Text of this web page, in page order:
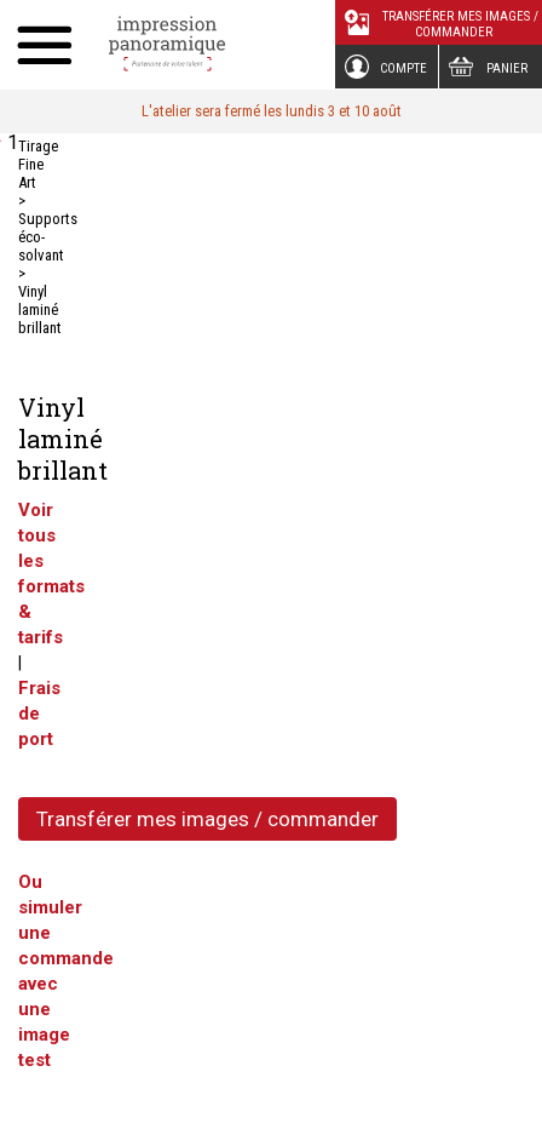
COMPTE PANIER
TRANSFÉRER MES IMAGES /
COMMANDER
L'atelier sera fermé les lundis 3 et 10 août
1Tirage
Fine
Art
>
Supports
éco-
solvant
>
Vinyl
laminé
brillant
Vinyl
laminé
brillant
Voir
tous
les
formats
&
tarifs
Frais
de
port
Transférer mes images / commander
Ou
simuler
une
commande
avec
une
image
test